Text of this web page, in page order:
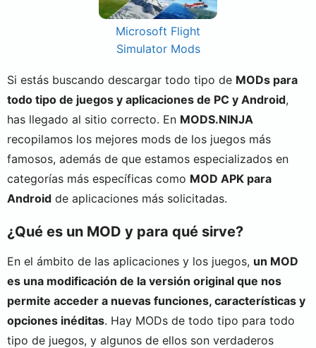
Microsoft Flight
Simulator Mods
Si estás buscando descargar todo tipo de MODs para
todo tipo de juegos y aplicaciones de PC y Android,
has llegado al sitio correcto. En MODS.NINJA
recopilamos los mejores mods de los juegos más
famosos, además de que estamos especializados en
categorías más específicas como MOD APK para
Android de aplicaciones más solicitadas.
¿Qué es un MOD y para qué sirve?
En el ámbito de las aplicaciones y los juegos, un MOD
es una modificación de la versión original que nos
permite acceder a nuevas funciones, características y
opciones inéditas. Hay MODs de todo tipo para todo
tipo de juegos, y algunos de ellos son verdaderos